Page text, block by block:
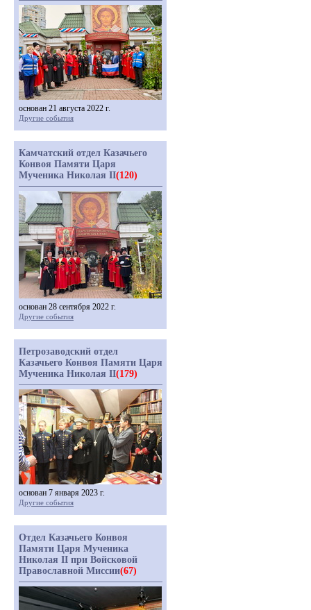
основан 21 августа 2022 г.
Другие события
Камчатский отдел Казачьего
Конвоя Памяти Царя
Мученика Николая II(120)
основан 28 сентября 2022 г.
Другие события
Петрозаводский отдел
Казачьего Конвоя Памяти Царя
Мученика Николая II(179)
основан 7 января 2023 г.
Другие события
Отдел Казачьего Конвоя
Памяти Царя Мученика
Николая II при Войсковой
Православной Миссии(67)